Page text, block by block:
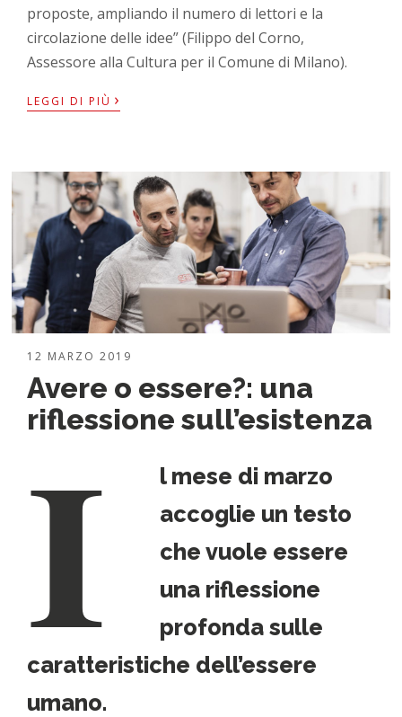
proposte, ampliando il numero di lettori e la
circolazione delle idee” (Filippo del Corno,
Assessore alla Cultura per il Comune di Milano).
LEGGI DI PIÙ ›
12 MARZO 2019
Avere o essere?: una
riflessione sull’esistenza
I
l mese di marzo
accoglie un testo
che vuole essere
una riflessione
profonda sulle
caratteristiche dell’essere
umano.